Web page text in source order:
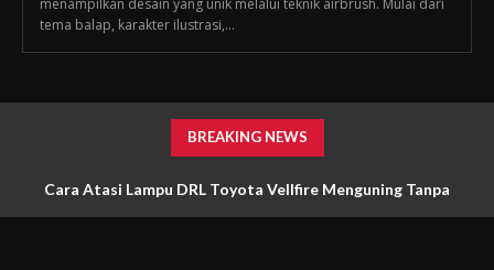
menampilkan desain yang unik melalui teknik airbrush. Mulai dari
tema balap, karakter ilustrasi,...
BREAKING NEWS
Cara Atasi Lampu DRL Toyota Vellfire Menguning Tanpa